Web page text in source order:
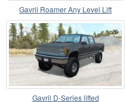
Gavril Roamer Any Level Lift
Gavril D-Series lifted